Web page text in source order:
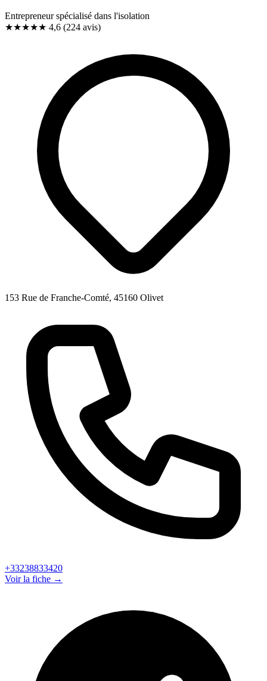
Entrepreneur spécialisé dans l'isolation
★★★★★ 4,6 (224 avis)
153 Rue de Franche-Comté, 45160 Olivet
+33238833420
Voir la fiche →